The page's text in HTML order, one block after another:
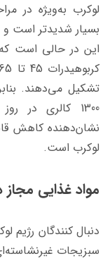
لوکرب به‌ویژه در
بسیار شدیدتر است و
1300 کالری
نشان‌دهنده کاهش
لوکرب است.
مواد غذایی مجاز
دنبال کنندگان رژیم
سبزیجات